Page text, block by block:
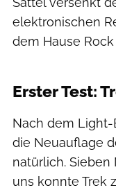
elektronischen
dem Hause Rock
Erster Test:
Nach dem Light-
die Neuauflage
natürlich. Sieben
uns konnte Trek